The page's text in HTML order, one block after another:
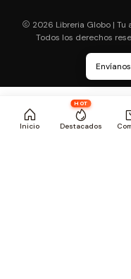
Inicio
HOT
Destacados
2026 Libreria Globo |
Todos los derechos